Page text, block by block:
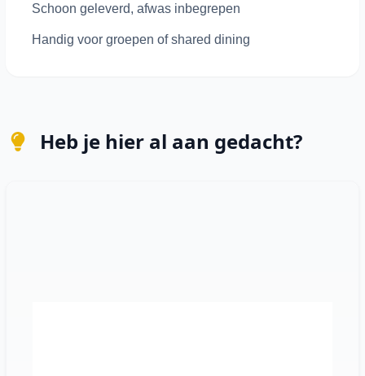
Schoon geleverd, afwas inbegrepen
Handig voor groepen of shared dining
Heb je hier al aan gedacht?